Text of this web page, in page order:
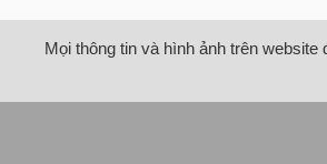
Mọi thông tin và hình ảnh trên